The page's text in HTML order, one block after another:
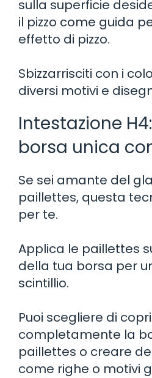
sulla superficie
il pizzo come guida
effetto di pizzo.
Sbizzarrisciti con i
diversi motivi e
Intestazione
borsa unica
Se sei amante del
paillettes, questa
per te.
Applica le paillettes
della tua borsa per
scintillio.
Puoi scegliere di
completamente la
paillettes o creare
come righe o motivi